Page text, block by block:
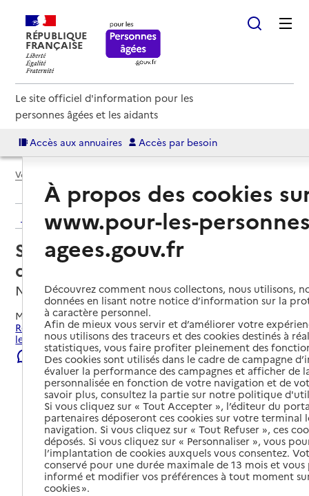
RÉPUBLIQUE
FRANÇAISE
Le site officiel d'information pour les
personnes âgées et les aidants
Accès aux annuaires Accès par besoin
Voir le fil d’Ariane
Retour aux résultats de l'annuaire
Service de soins infirmiers à
domicile – SSIAD USSIF
Noisy-le-Sec, SEINE-SAINT-DENIS
Mis à jour le23/07/2026
Rechercher les établissements et services autour de Noisy-
le-Sec.
Signaler une erreur
À propos des cookies
www.pour-les-
agees.gouv.fr
Découvrez comment nous collectons, nous utilisons,
données en lisant notre notice d’information sur la
à caractère personnel.
Afin de mieux vous servir et d’améliorer votre
nous utilisons des traceurs et des cookies destinés à
statistiques, vous faire profiter pleinement des
Des cookies sont utilisés dans le cadre de campagne
évaluer la performance des campagnes et afficher de
personnalisée en fonction de votre navigation et de
savoir plus, consultez la partie sur notre politique
Si vous cliquez sur « Tout Accepter », l’éditeur du
partenaires déposeront ces cookies sur votre terminal
navigation. Si vous cliquez sur « Tout Refuser », ces
déposés. Si vous cliquez sur « Personnaliser », vous
l’implantation de cookies auxquels vous consentez.
conservé pour une durée maximale de 13 mois et
informé et modifier vos préférences à tout moment
cookies ».